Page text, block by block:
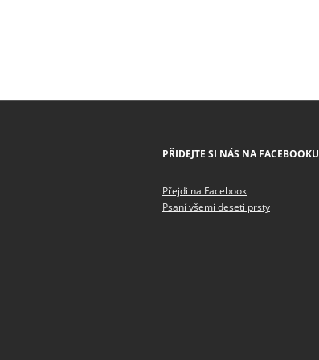
PŘIDEJTE SI NÁS NA FACEBOOKU
Přejdi na Facebook
Psaní všemi deseti prsty